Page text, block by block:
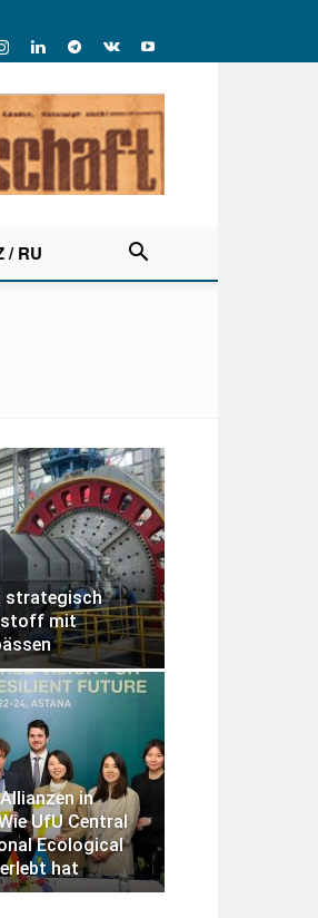
/ RU
strategisch
mit
in
UfU Central
Ecological
hat